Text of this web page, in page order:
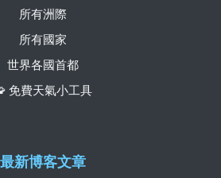
所有洲際
所有國家
世界各國首都
免費天氣小工具
最新博客文章